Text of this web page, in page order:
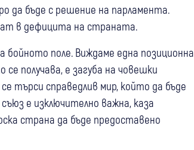
да бъде с решение на парламента.
в дефицита на страната.
бойното поле. Виждаме една позиционна
получава, е загуба на човешки
търси справедлив мир, който да бъде
е изключително важна, каза
страна да бъде предоставено